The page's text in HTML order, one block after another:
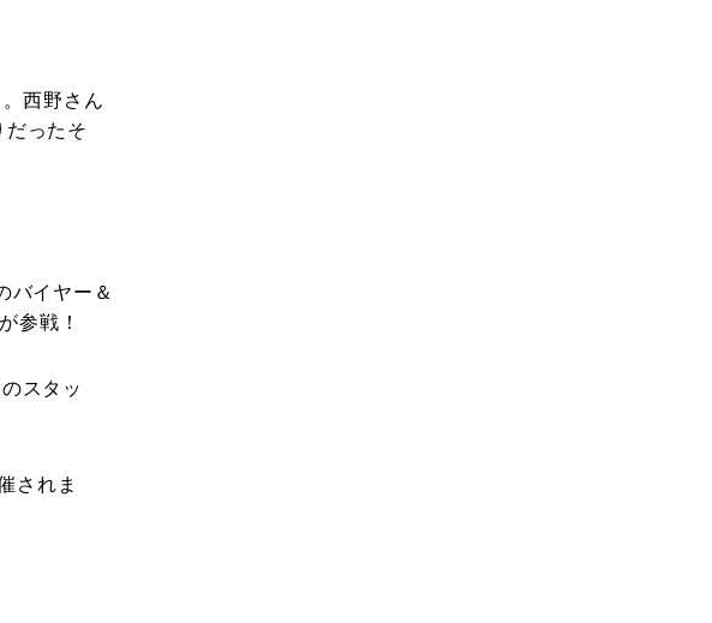
西野さん
ったそ
バイヤー＆
参戦！
スタッ
されま